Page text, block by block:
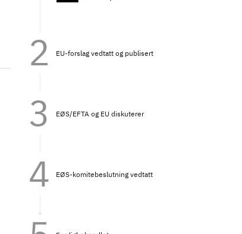
EU-forslag vedtatt og publisert
EØS/EFTA og EU diskuterer
EØS-komitebeslutning vedtatt